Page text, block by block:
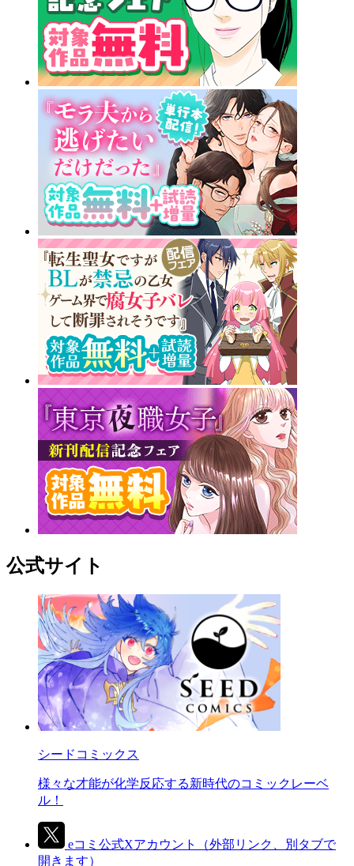
公式サイト
シードコミックス
様々な才能が化学反応する新時代のコミックレーベ
ル！
eコミ公式Xアカウント
（外部リンク、別タブで
開きます）